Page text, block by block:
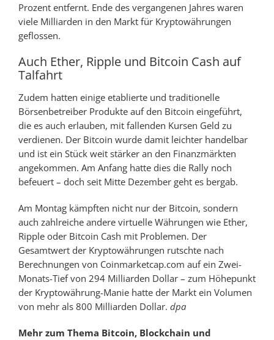
Prozent entfernt. Ende des vergangenen Jahres waren
viele Milliarden in den Markt für Kryptowährungen
geflossen.
Auch Ether, Ripple und Bitcoin Cash auf
Talfahrt
Zudem hatten einige etablierte und traditionelle
Börsenbetreiber Produkte auf den Bitcoin eingeführt,
die es auch erlauben, mit fallenden Kursen Geld zu
verdienen. Der Bitcoin wurde damit leichter handelbar
und ist ein Stück weit stärker an den Finanzmärkten
angekommen. Am Anfang hatte dies die Rally noch
befeuert – doch seit Mitte Dezember geht es bergab.
Am Montag kämpften nicht nur der Bitcoin, sondern
auch zahlreiche andere virtuelle Währungen wie Ether,
Ripple oder Bitcoin Cash mit Problemen. Der
Gesamtwert der Kryptowährungen rutschte nach
Berechnungen von Coinmarketcap.com auf ein Zwei-
Monats-Tief von 294 Milliarden Dollar – zum Höhepunkt
der Kryptowährung-Manie hatte der Markt ein Volumen
von mehr als 800 Milliarden Dollar. dpa
Mehr zum Thema Bitcoin, Blockchain und